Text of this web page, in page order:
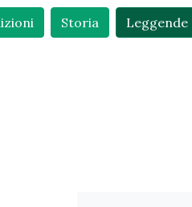
Storia Leggende